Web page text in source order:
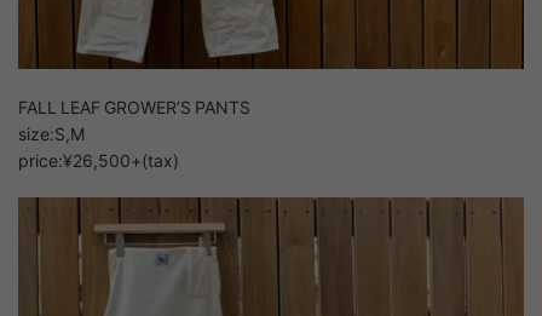
FALL LEAF GROWER’S PANTS
size:S,M
price:¥26,500+(tax)